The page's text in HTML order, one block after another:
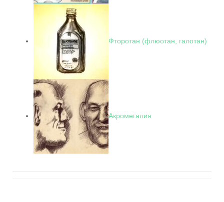
Фторотан (флюотан, галотан)
Акромегалия